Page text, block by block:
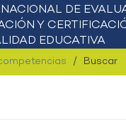
Buscar